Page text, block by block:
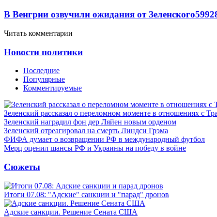
В Венгрии озвучили ожидания от Зеленского599
Читать комментарии
Новости политики
Последние
Популярные
Комментируемые
Зеленский рассказал о переломном моменте в отношениях с
Зеленский наградил фон дер Ляйен новым орденом
Зеленский отреагировал на смерть Линдси Грэма
ФИФА думает о возвращении РФ в международный футбол
Мерц оценил шансы РФ и Украины на победу в войне
Сюжеты
Итоги 07.08: "Адские" санкции и "парад" дронов
Адские санкции. Решение Сената США